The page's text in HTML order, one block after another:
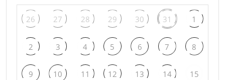
26 27 28 29 30 31 1
2 3 4 5 6 7 8
9 10 11 12 13 14 15